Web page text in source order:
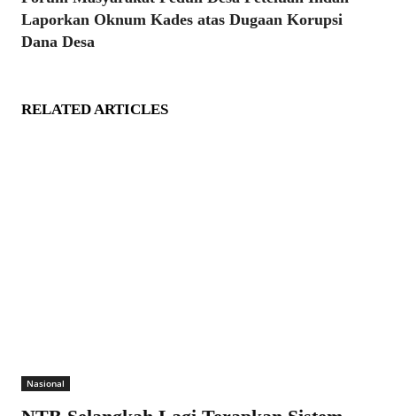
Laporkan Oknum Kades atas Dugaan Korupsi
Dana Desa
RELATED ARTICLES
Nasional